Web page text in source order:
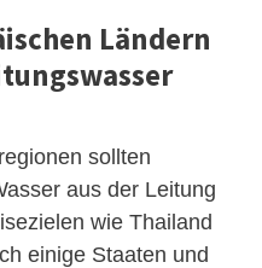
Ländern
sollten
aus der Leitung
wie Thailand
einige Staaten und